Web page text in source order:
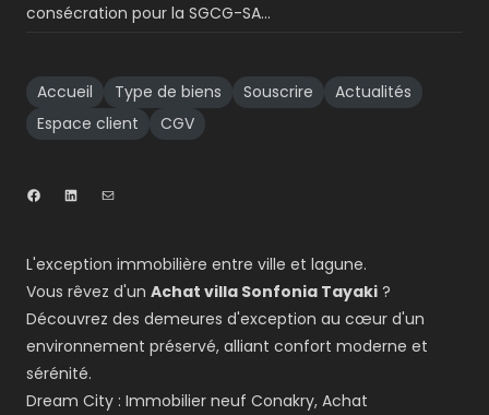
consécration pour la SGCG-SA…
Accueil Type de biens Souscrire
Actualités
Espace client
CGV
L'exception immobilière entre ville et lagune.
Vous rêvez d'un Achat villa Sonfonia Tayaki ?
Découvrez des demeures d'exception au cœur d'un
environnement préservé, alliant confort moderne et
sérénité.
Dream City : Immobilier neuf Conakry, Achat